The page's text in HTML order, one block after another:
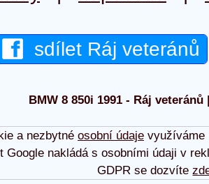
sdílet Ráj veteránů
BMW 8 850i 1991 - Ráj
a nezbytné osobní údajevyužíváme
Google nakládá s osobními údaji v
GDPR se dozvíte